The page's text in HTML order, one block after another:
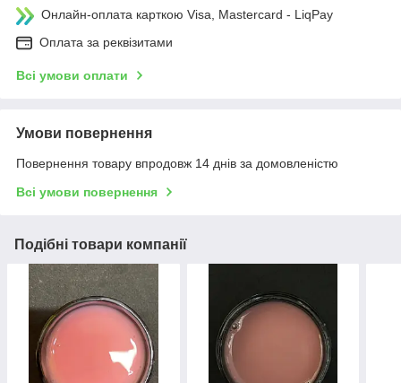
Онлайн-оплата карткою Visa, Mastercard - LiqPay
Оплата за реквізитами
Всі умови оплати
Умови повернення
Повернення товару впродовж 14 днів за домовленістю
Всі умови повернення
Подібні товари компанії